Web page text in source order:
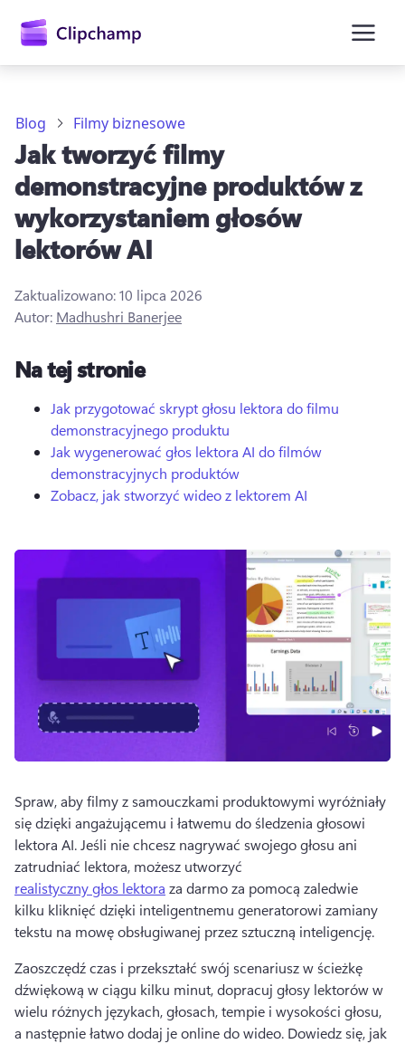
głównej
Zaloguj się
Wypróbuj bezpłatnie
Blog Filmy biznesowe
Jak tworzyć filmy
demonstracyjne produktów z
wykorzystaniem głosów
lektorów AI
Zaktualizowano:10 lipca 2026
Autor: Madhushri Banerjee
Na tej stronie
Jak przygotować skrypt głosu lektora do filmu
demonstracyjnego produktu
Jak wygenerować głos lektora AI do filmów
demonstracyjnych produktów
Zobacz, jak stworzyć wideo z lektorem AI
Spraw, aby filmy z samouczkami produktowymi wyróżniały
się dzięki angażującemu i łatwemu do śledzenia głosowi
lektora AI. Jeśli nie chcesz nagrywać swojego głosu ani
zatrudniać lektora, możesz utworzyć
realistyczny głos lektora za darmo za pomocą zaledwie
kilku kliknięć dzięki inteligentnemu generatorowi zamiany
tekstu na mowę obsługiwanej przez sztuczną inteligencję.
Zaoszczędź czas i przekształć swój scenariusz w ścieżkę
dźwiękową w ciągu kilku minut, dopracuj głosy lektorów w
wielu różnych językach, głosach, tempie i wysokości głosu,
a następnie łatwo dodaj je online do wideo. Dowiedz się, jak